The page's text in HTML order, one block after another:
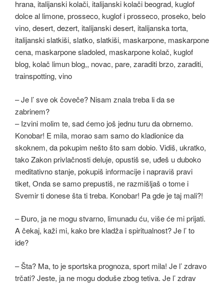
– Je l’ sve ok čoveče? Nisam znala treba li da se
zabrinem?
– Izvini molim te, sad ćemo još jednu turu da obrnemo.
Konobar! E mila, morao sam samo do kladionice da
skoknem, da pokupim nešto što sam dobio. Vidiš, ukratko,
tako Zakon privlačnosti deluje, opustiš se, uđeš u duboko
meditativno stanje, pokupiš informacije i napraviš pravi
tiket, Onda se samo prepustiš, ne razmišljaš o tome i
Svemir ti donese šta ti treba. Konobar! Pa gde je taj mali?!
– Đuro, ja ne mogu stvarno, limunadu ću, više će mi prijati.
A čekaj, kaži mi, kako bre kladža i spiritualnost? Je l’ to
ide?
– Šta? Ma, to je sportska prognoza, sport mila! Je l’ zdravo
trčati? Jeste, ja ne mogu doduše zbog tetiva. Je l’ zdrav